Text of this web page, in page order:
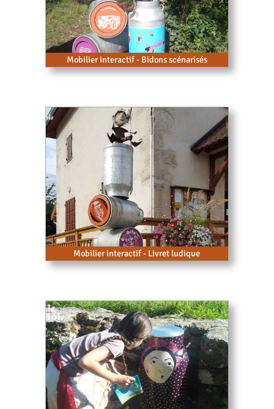
Mobilier interactif - Bidons scénarisés
Mobilier interactif - Livret ludique